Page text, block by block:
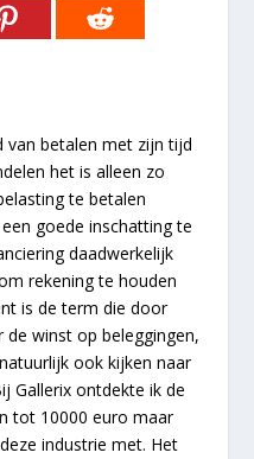
van betalen met zijn tijd
het is alleen zo
te betalen
goede inschatting te
daadwerkelijk
rekening te houden
is de term die door
winst op beleggingen,
ook kijken naar
Gallerix ontdekte ik de
tot 10000 euro maar
industrie met. Het